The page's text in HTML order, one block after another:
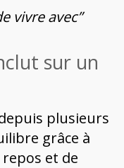
vivre avec”
sur un
plusieurs
grâce à
et de